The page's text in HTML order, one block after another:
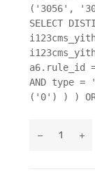
('3056',
SELECT
a6.rule_id =
AND type =
('0') ) )